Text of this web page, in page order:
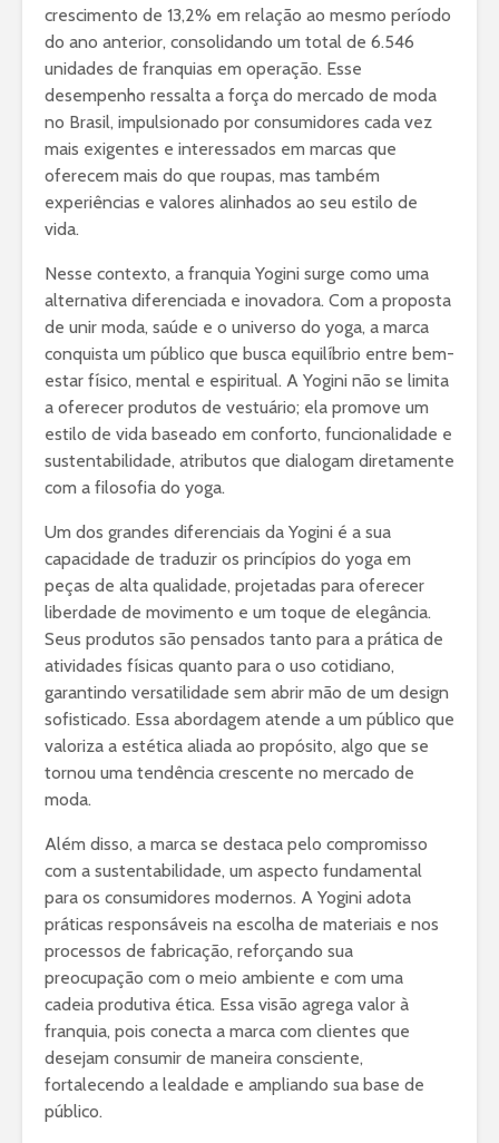
crescimento de 13,2% em relação ao mesmo período
do ano anterior, consolidando um total de 6.546
unidades de franquias em operação. Esse
desempenho ressalta a força do mercado de moda
no Brasil, impulsionado por consumidores cada vez
mais exigentes e interessados em marcas que
oferecem mais do que roupas, mas também
experiências e valores alinhados ao seu estilo de
vida.
Nesse contexto, a franquia Yogini surge como uma
alternativa diferenciada e inovadora. Com a proposta
de unir moda, saúde e o universo do yoga, a marca
conquista um público que busca equilíbrio entre bem-
estar físico, mental e espiritual. A Yogini não se limita
a oferecer produtos de vestuário; ela promove um
estilo de vida baseado em conforto, funcionalidade e
sustentabilidade, atributos que dialogam diretamente
com a filosofia do yoga.
Um dos grandes diferenciais da Yogini é a sua
capacidade de traduzir os princípios do yoga em
peças de alta qualidade, projetadas para oferecer
liberdade de movimento e um toque de elegância.
Seus produtos são pensados tanto para a prática de
atividades físicas quanto para o uso cotidiano,
garantindo versatilidade sem abrir mão de um design
sofisticado. Essa abordagem atende a um público que
valoriza a estética aliada ao propósito, algo que se
tornou uma tendência crescente no mercado de
moda.
Além disso, a marca se destaca pelo compromisso
com a sustentabilidade, um aspecto fundamental
para os consumidores modernos. A Yogini adota
práticas responsáveis na escolha de materiais e nos
processos de fabricação, reforçando sua
preocupação com o meio ambiente e com uma
cadeia produtiva ética. Essa visão agrega valor à
franquia, pois conecta a marca com clientes que
desejam consumir de maneira consciente,
fortalecendo a lealdade e ampliando sua base de
público.